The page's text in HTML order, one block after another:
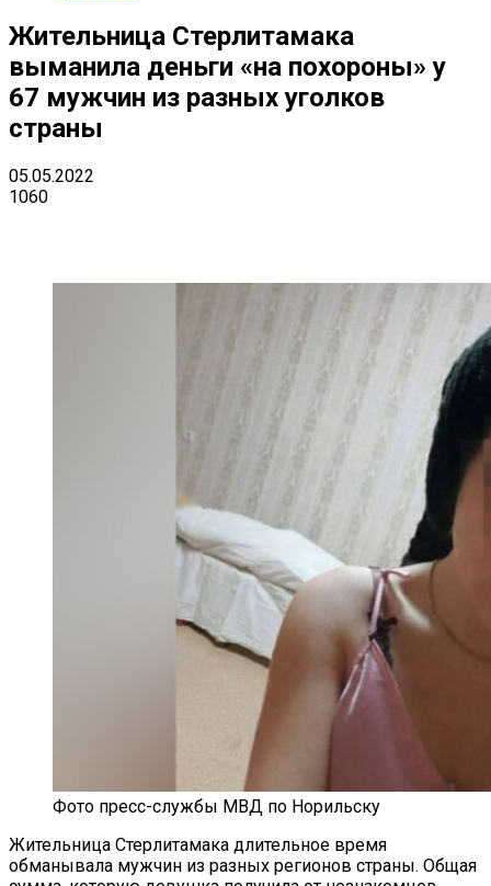
Жительница Стерлитамака
выманила деньги «на похороны» у
67 мужчин из разных уголков
страны
05.05.2022
1060
Фото пресс-службы МВД по Норильску
Жительница Стерлитамака длительное время
обманывала мужчин из разных регионов страны. Общая